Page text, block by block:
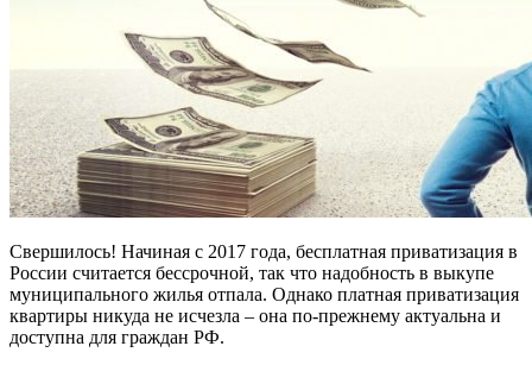
Свершилось! Начиная с 2017 года, бесплатная приватизация в
России считается бессрочной, так что надобность в выкупе
муниципального жилья отпала. Однако платная приватизация
квартиры никуда не исчезла – она по-прежнему актуальна и
доступна для граждан РФ.